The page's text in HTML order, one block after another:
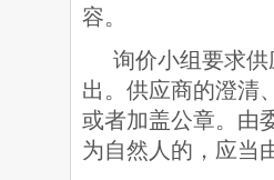
容。
询价小组要求
出。供应商的澄清
或者加盖公章。由
为自然人的，应当